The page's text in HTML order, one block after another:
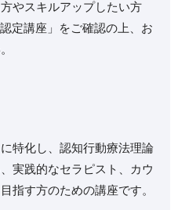
やスキルアップしたい方
定講座」をご確認の上、お
特化し、認知行動療法理論
実践的なセラピスト、カウ
指す方のための講座です。